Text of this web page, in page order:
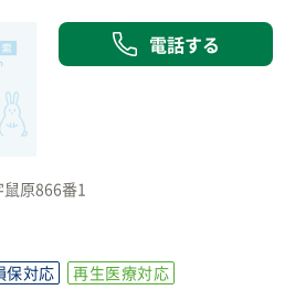
電話する
原866番1
保対応
再生医療対応